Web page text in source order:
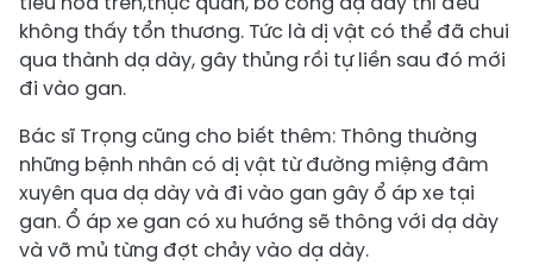
không thấy tổn thương. Tức là dị vật có thể đã chui
qua thành dạ dày, gây thủng rồi tự liền sau đó mới
đi vào gan.
Bác sĩ Trọng cũng cho biết thêm: Thông thường
những bệnh nhân có dị vật từ đường miệng đâm
xuyên qua dạ dày và đi vào gan gây ổ áp xe tại
gan. Ổ áp xe gan có xu hướng sẽ thông với dạ dày
và vỡ mủ từng đợt chảy vào dạ dày.